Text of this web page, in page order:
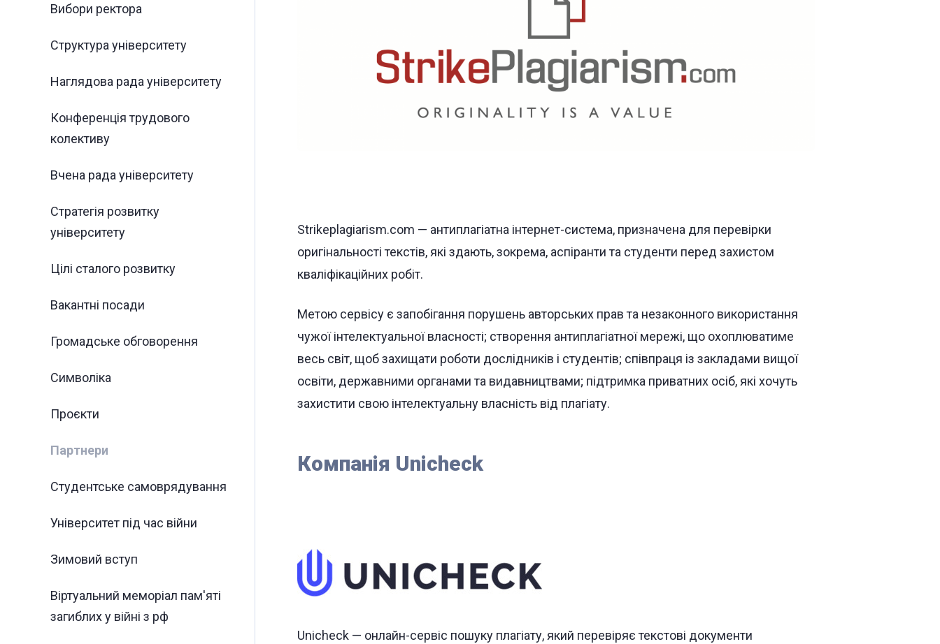
Вибори ректора
Структура університету
Наглядова рада університету
Конференція трудового
колективу
Вчена рада університету
Стратегія розвитку
університету
Цілі сталого розвитку
Вакантні посади
Громадське обговорення
Символіка
Проєкти
Партнери
Студентське самоврядування
Університет під час війни
Зимовий вступ
Віртуальний меморіал пам'яті
загиблих у війні з рф
Strikeplagiarism.com — антиплагіатна інтернет-cистема, призначена для перевірки
оригінальності текстів, які здають, зокрема, аспіранти та студенти перед захистом
кваліфікаційних робіт.
Метою сервісу є запобігання порушень авторських прав та незаконного використання
чужої інтелектуальної власності; створення антиплагіатної мережі, що охоплюватиме
весь світ, щоб захищати роботи дослідників і студентів; співпраця із закладами вищої
освіти, державними органами та видавництвами; підтримка приватних осіб, які хочуть
захистити свою інтелектуальну власність від плагіату.
Компанія Unicheck
Unicheck — онлайн-сервіс пошуку плагіату, який перевіряє текстові документи